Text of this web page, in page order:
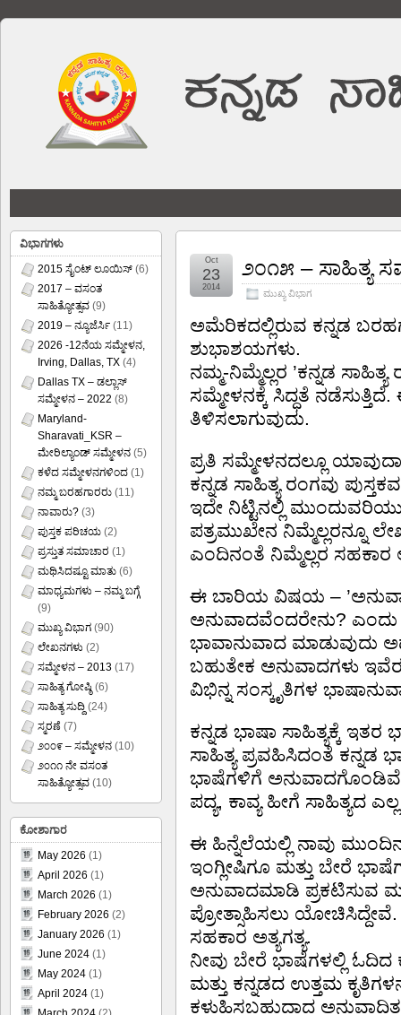
೨೦೧೫ – ಸಾಹಿತ್ಯ
ಮುಖ್ಯ ವಿಭಾಗ
Oct
23
2014
ಅಮೆರಿಕದಲ್ಲಿರುವ ಕನ್ನಡ
ಶುಭಾಶಯಗಳು.
ನಮ್ಮ-ನಿಮ್ಮೆಲ್ಲರ ’ಕನ್ನಡ
ಸಮ್ಮೇಳನಕ್ಕೆ ಸಿದ್ಧತೆ
ತಿಳಿಸಲಾಗುವುದು.
ಪ್ರತಿ ಸಮ್ಮೇಳನದಲ್ಲೂ
ಕನ್ನಡ ಸಾಹಿತ್ಯ ರಂಗವು
ಇದೇ ನಿಟ್ಟಿನಲ್ಲಿ
ಪತ್ರಮುಖೇನ ನಿಮ್ಮೆಲ್ಲರನ್ನೂ
ಎಂದಿನಂತೆ ನಿಮ್ಮೆಲ್ಲರ ಸಹಕಾರ
ಈ ಬಾರಿಯ ವಿಷಯ –
ಅನುವಾದವೆಂದರೇನು?
ಭಾವಾನುವಾದ ಮಾಡುವುದು
ಬಹುತೇಕ ಅನುವಾದಗಳು
ವಿಭಿನ್ನ ಸಂಸ್ಕೃತಿಗಳ
ಕನ್ನಡ ಭಾಷಾ ಸಾಹಿತ್ಯಕ್ಕೆ
ಸಾಹಿತ್ಯ ಪ್ರವಹಿಸಿದಂತೆ ಕನ್ನಡ
ಭಾಷೆಗಳಿಗೆ
ಪದ್ಯ, ಕಾವ್ಯ ಹೀಗೆ ಸಾಹಿತ್ಯದ
ಈ ಹಿನ್ನೆಲೆಯಲ್ಲಿ ನಾವು ಮುಂದಿನ
ಇಂಗ್ಲೀಷಿಗೂ ಮತ್ತು ಬೇರೆ
ಅನುವಾದಮಾಡಿ ಪ್ರಕಟಿಸುವ
ಪ್ರೋತ್ಸಾಹಿಸಲು
ಸಹಕಾರ ಅತ್ಯಗತ್ಯ.
ನೀವು ಬೇರೆ ಭಾಷೆಗಳಲ್ಲಿ ಓದಿದ
ಮತ್ತು ಕನ್ನಡದ ಉತ್ತಮ
ಕಳುಹಿಸಬಹುದಾದ ಅನುವಾದಿತ
ವಿಭಾಗಗಳು
2015 ಸೈಂಟ್ ಲೂಯಿಸ್ (6)
2017 – ವಸಂತ
ಸಾಹಿತ್ಯೋತ್ಸವ (9)
2019 – ನ್ಯೂಜೆರ್ಸಿ (11)
2026 -12ನೆಯ ಸಮ್ಮೇಳನ,
Irving, Dallas, TX (4)
Dallas TX – ಡಲ್ಲಾಸ್
ಸಮ್ಮೇಳನ – 2022 (8)
Maryland-
Sharavati_KSR –
ಮೇರಿಲ್ಯಾಂಡ್ ಸಮ್ಮೇಳನ (5)
ಕಳೆದ ಸಮ್ಮೇಳನಗಳಿಂದ (1)
ನಮ್ಮ ಬರಹಗಾರರು (11)
ನಾವಾರು? (3)
ಪುಸ್ತಕ ಪರಿಚಯ (2)
ಪ್ರಸ್ತುತ ಸಮಾಚಾರ (1)
ಮಥಿಸಿದಷ್ಟೂ ಮಾತು (6)
ಮಾಧ್ಯಮಗಳು – ನಮ್ಮ ಬಗ್ಗೆ
(9)
ಮುಖ್ಯ ವಿಭಾಗ (90)
ಲೇಖನಗಳು (2)
ಸಮ್ಮೇಳನ – 2013 (17)
ಸಾಹಿತ್ಯ ಗೋಷ್ಠಿ (6)
ಸಾಹಿತ್ಯ ಸುದ್ದಿ (24)
ಸ್ಮರಣೆ (7)
೨೦೦೯ – ಸಮ್ಮೇಳನ (10)
೨೦೧೧ ನೇ ವಸಂತ
ಸಾಹಿತ್ಯೋತ್ಸವ (10)
ಕೋಶಾಗಾರ
May 2026 (1)
April 2026 (1)
March 2026 (1)
February 2026 (2)
January 2026 (1)
June 2024 (1)
May 2024 (1)
April 2024 (1)